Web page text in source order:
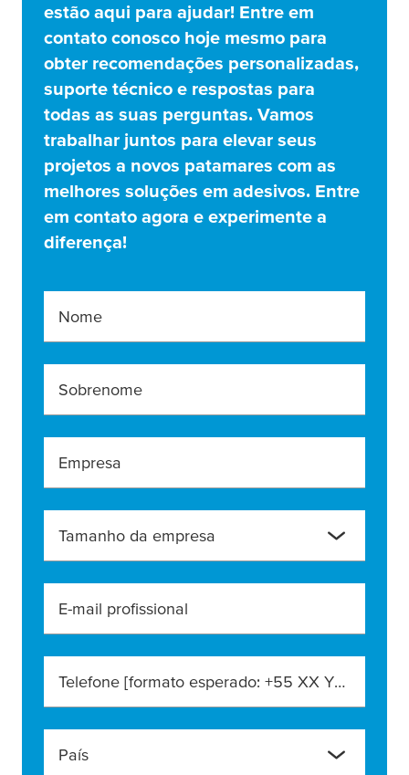
estão aqui para ajudar! Entre em
contato conosco hoje mesmo para
obter recomendações personalizadas,
suporte técnico e respostas para
todas as suas perguntas. Vamos
trabalhar juntos para elevar seus
projetos a novos patamares com as
melhores soluções em adesivos. Entre
em contato agora e experimente a
diferença!
Nome
Sobrenome
Empresa
Tamanho da empresa
E-mail profissional
Telefone [formato esperado: +55 XX YYYYY-YYYY]
País